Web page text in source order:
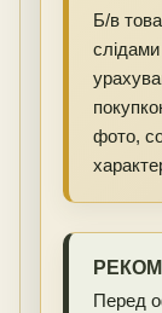
Б/в
фото,
Перед